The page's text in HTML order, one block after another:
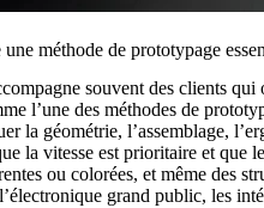
méthode de prototypage
souvent des clients
l’une des méthodes de
la géométrie, l’assemblage,
la vitesse est prioritaire et
ou colorées, et même des
grand public, les